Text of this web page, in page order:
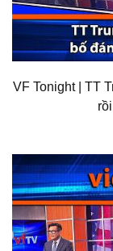
VF Tonight | TT